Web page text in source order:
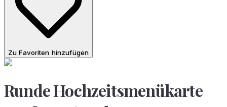
Zu Favoriten hinzufügen
Runde Hochzeitsmenükarte